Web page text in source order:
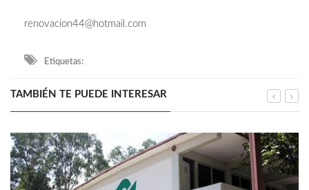
renovacion44@hotmail.com
Etiquetas:
TAMBIÉN TE PUEDE INTERESAR